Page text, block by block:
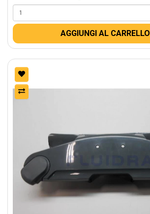
AGGIUNGI AL CARRELLO